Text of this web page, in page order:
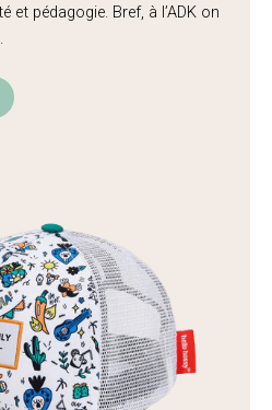
et pédagogie. Bref, à l’ADK on